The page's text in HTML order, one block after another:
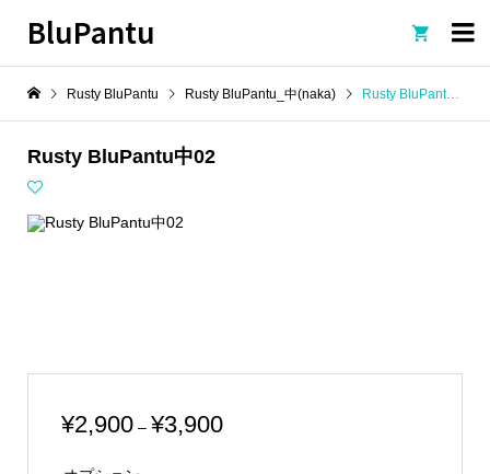
BluPantu 
Rusty BluPantu Rusty BluPantu_中(naka) Rusty BluPantu中02
Rusty BluPantu中02
¥2,900 – ¥3,900価